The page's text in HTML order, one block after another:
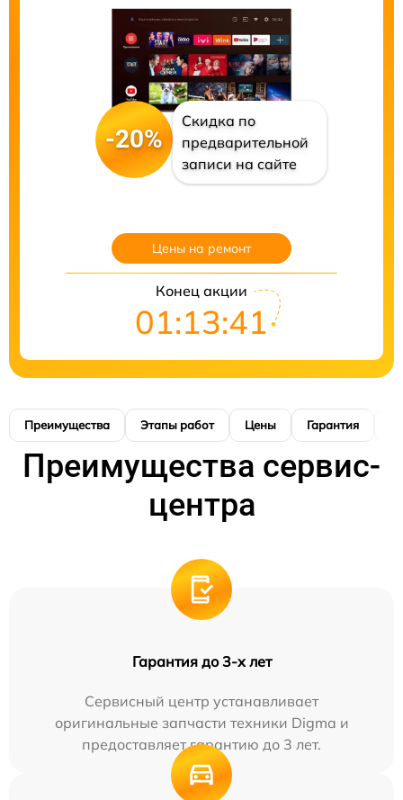
-20%
Скидка по
предварительной
записи на сайте
Цены на ремонт
Конец акции
01:13:40
Преимущества Этапы работ Цены Гарантия
Преимущества сервис-
центра
Гарантия до 3-х лет
Сервисный центр устанавливает
оригинальные запчасти техники Digma и
предоставляет гарантию до 3 лет.